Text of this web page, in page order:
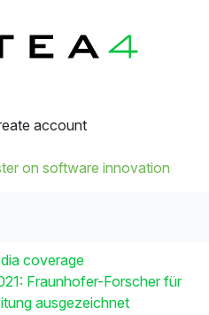
account
on software innovation
coverage
Fraunhofer-Forscher für
ausgezeichnet